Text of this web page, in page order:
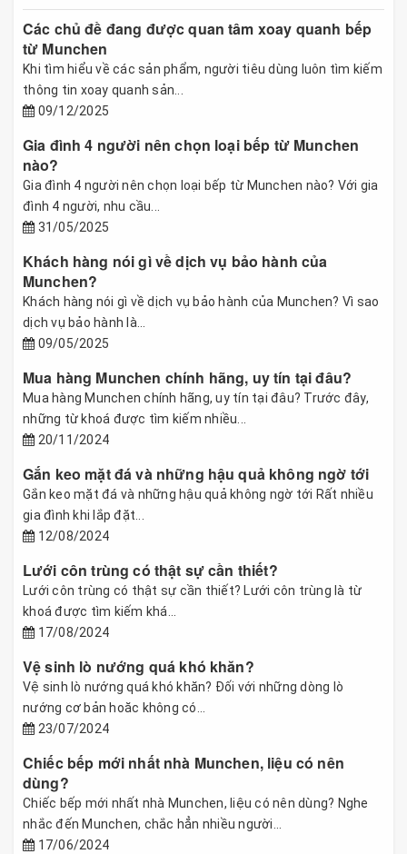
Các chủ đề đang được quan tâm xoay quanh bếp
từ Munchen
Khi tìm hiểu về các sản phẩm, người tiêu dùng luôn tìm kiếm
thông tin xoay quanh sản...
09/12/2025
Gia đình 4 người nên chọn loại bếp từ Munchen
nào?
Gia đình 4 người nên chọn loại bếp từ Munchen nào? Với gia
đình 4 người, nhu cầu...
31/05/2025
Khách hàng nói gì về dịch vụ bảo hành của
Munchen?
Khách hàng nói gì về dịch vụ bảo hành của Munchen? Vì sao
dịch vụ bảo hành là...
09/05/2025
Mua hàng Munchen chính hãng, uy tín tại đâu?
Mua hàng Munchen chính hãng, uy tín tại đâu? Trước đây,
những từ khoá được tìm kiếm nhiều...
20/11/2024
Gắn keo mặt đá và những hậu quả không ngờ tới
Gắn keo mặt đá và những hậu quả không ngờ tới Rất nhiều
gia đình khi lắp đặt...
12/08/2024
Lưới côn trùng có thật sự cần thiết?
Lưới côn trùng có thật sự cần thiết? Lưới côn trùng là từ
khoá được tìm kiếm khá...
17/08/2024
Vệ sinh lò nướng quá khó khăn?
Vệ sinh lò nướng quá khó khăn? Đối với những dòng lò
nướng cơ bản hoăc không có...
23/07/2024
Chiếc bếp mới nhất nhà Munchen, liệu có nên
dùng?
Chiếc bếp mới nhất nhà Munchen, liệu có nên dùng? Nghe
nhắc đến Munchen, chắc hẳn nhiều người...
17/06/2024